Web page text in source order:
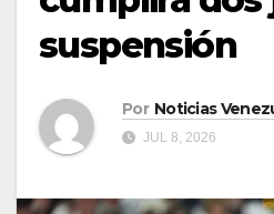
suspensión
Por Noticias
JUL 8, 2026